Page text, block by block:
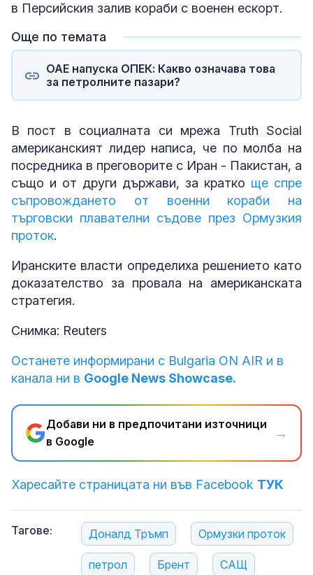
в Персийския залив кораби с военен ескорт.
Още по темата
ОАЕ напуска ОПЕК: Какво означава това
за петролните пазари?
В пост в социалната си мрежа Truth Social
американският лидер написа, че по молба на
посредника в преговорите с Иран - Пакистан, а
също и от други държави, за кратко ще спре
съпровождането от военни кораби на
търговски плавателни съдове през Ормузкия
проток.
Иранските власти определиха решението като
доказателство за провала на американската
стратегия.
Снимка: Reuters
Останете информирани с Bulgaria ON AIR и в
канала ни в Google News Showcase.
Добави ни в предпочитани източници
в Google
→
Харесайте страницата ни във Facebook ТУК
Тагове: Доналд Тръмп Ормузки проток
петрол Брент САЩ